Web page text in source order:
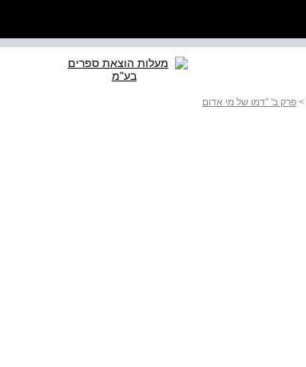
> פרק ב' "דמו של מי אדום